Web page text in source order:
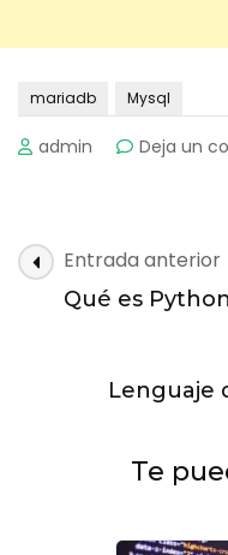
mariadb Mysql
admin Deja un
Navegación
de
Entrada anterior
Qué es Python
Lenguaje
Te